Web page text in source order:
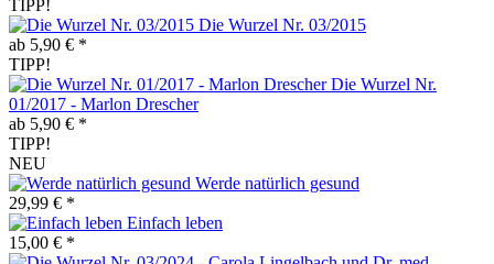
TIPP!
Die Wurzel Nr. 03/2015
ab 5,90 € *
TIPP!
Die Wurzel Nr.
01/2017 - Marlon Drescher
ab 5,90 € *
TIPP!
NEU
Werde natürlich gesund
29,99 € *
Einfach leben
15,00 € *